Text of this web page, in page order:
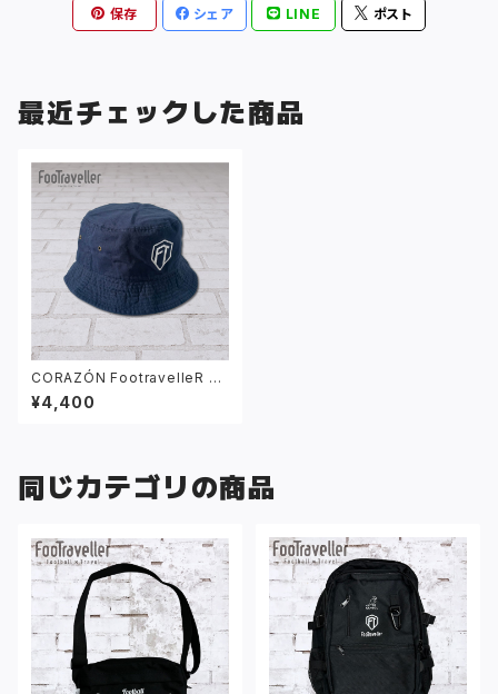
保存 シェア LINE ポスト
最近チェックした商品
CORAZÓN FootravelleR ワ
ッペン ロゴ バケットハット ネイ
ビー
¥4,400
同じカテゴリの商品